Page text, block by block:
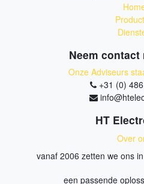
Neem contact
Onze Adviseurs
+31 (0)
HT
Over
vanaf 2006 zetten we ons
een passende